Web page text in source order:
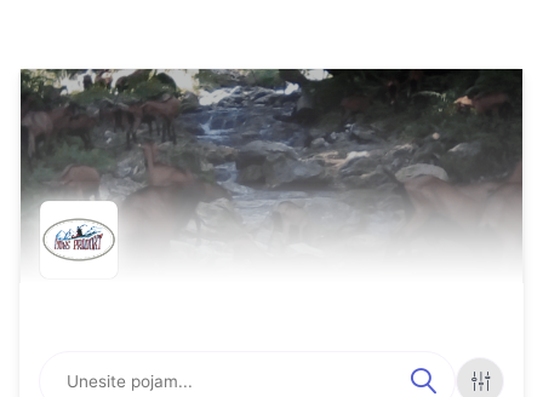
Online store featuring